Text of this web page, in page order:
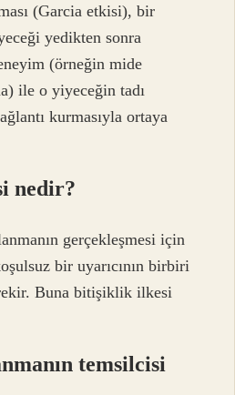
(Garcia etkisi), bir
yedikten sonra
(örneğin mide
ile o yiyeceğin tadı
kurmasıyla ortaya
nedir?
gerçekleşmesi için
bir uyarıcının birbiri
Buna bitişiklik ilkesi
temsilcisi